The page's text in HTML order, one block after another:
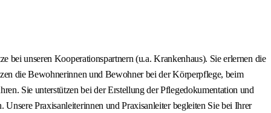
unseren Kooperationspartnern (u.a. Krankenhaus). Sie erlernen die
die Bewohnerinnen und Bewohner bei der Körperpflege, beim
Sie unterstützen bei der Erstellung der Pflegedokumentation und
Praxisanleiterinnen und Praxisanleiter begleiten Sie bei Ihrer